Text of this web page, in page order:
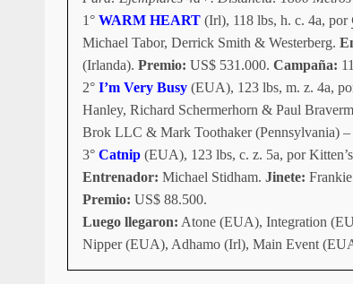
1° WARM HEART (Irl), 118 lbs, h. c. 4a, por
Michael Tabor, Derrick Smith & Westerberg.
(Irlanda). Premio: US$ 531.000. Campaña:
2° I’m Very Busy (EUA), 123 lbs, m. z. 4a,
Hanley, Richard Schermerhorn & Paul
Brok LLC & Mark Toothaker (Pennsylvania) –
3° Catnip (EUA), 123 lbs, c. z. 5a, por
Entrenador: Michael Stidham. Jinete:
Premio: US$ 88.500.
Luego llegaron: Atone (EUA), Integration
Nipper (EUA), Adhamo (Irl), Main Event